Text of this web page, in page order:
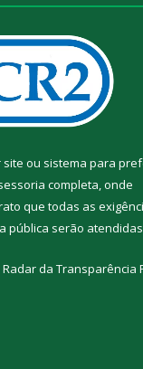
site ou sistema para
completa, onde
que todas as
pública serão
Radar da Transparência